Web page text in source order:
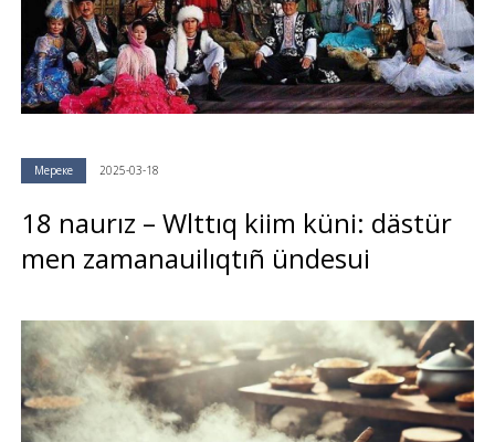
Мереке 2025-03-18
18 naurız – Wlttıq kiim küni: dästür
men zamanauilıqtıñ ündesui